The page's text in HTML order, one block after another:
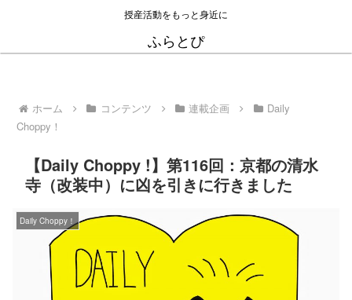
授産活動をもっと身近に
ふらとぴ
ホーム コンテンツ 連載企画
Daily
Choppy！
【Daily Choppy !】第116回：京都の清水
寺（改装中）に凶を引きに行きました
Daily Choppy！